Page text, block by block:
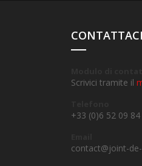
CONTATTACI
Scrivici tramite il
+33 (0)6 52 09 84
contact@joint-